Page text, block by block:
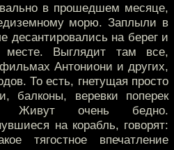
в прошедшем месяце,
морю. Заплыли в
десантировались на берег и
месте. Выглядит там все,
Антониони и других,
То есть, гнетущая просто
балконы, веревки поперек
очень бедно.
на корабль, говорят:
тягостное впечатление